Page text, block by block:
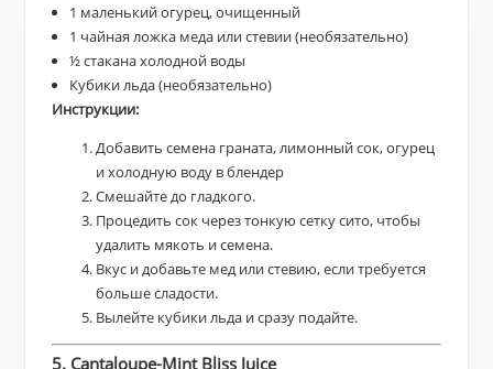
1 маленький огурец, очищенный
1 чайная ложка меда или стевии (необязательно)
½ стакана холодной воды
Кубики льда (необязательно)
Инструкции:
Добавить семена граната, лимонный сок, огурец
и холодную воду в блендер
Смешайте до гладкого.
Процедить сок через тонкую сетку сито, чтобы
удалить мякоть и семена.
Вкус и добавьте мед или стевию, если требуется
больше сладости.
Вылейте кубики льда и сразу подайте.
5. Cantaloupe-Mint Bliss Juice